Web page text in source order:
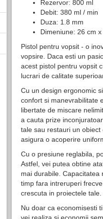
Rezervor: 800 ml
Debit: 380 ml / min
Duza: 1.8 mm
Dimeniune: 26 cm
Pistol pentru vopsit - o
vopsire. Daca esti un
acest pistol pentru vopsit
lucrari de calitate
Cu un design ergonomic
confort si manevrabilitate
libertate de miscare
a cauta prize
tale sau restauri un
asigura o acoperire
Cu o presiune reglabila,
Astfel, vei putea obtine
mai durabile.
timp fara intreruperi
crescuta in proiectele tale.
Nu doar ca economisesti